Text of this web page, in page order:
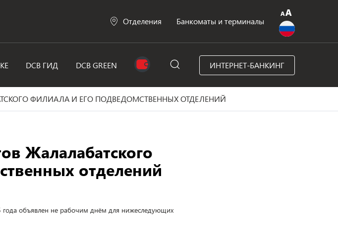
Отделения Банкоматы и терминалы
DCB ГИД DCB GREEN ИНТЕРНЕТ-БАНКИНГ
ФИЛИАЛА И ЕГО ПОДВЕДОМСТВЕННЫХ ОТДЕЛЕНИЙ
Жалалабатского
отделений
года объявлен не рабочим днём для нижеследующих